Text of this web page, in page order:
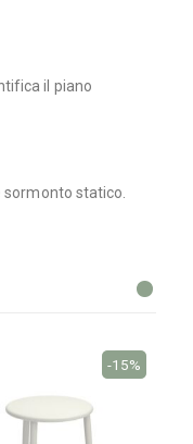
il piano
statico.
-15%